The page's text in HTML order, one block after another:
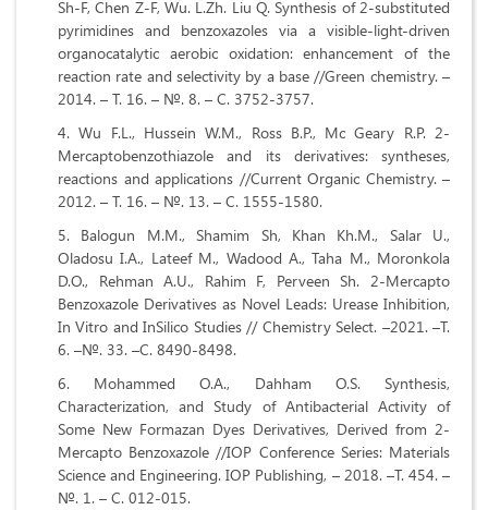
Sh-F, Chen Z-F, Wu. L.Zh. Liu Q. Synthesis of 2-substituted
pyrimidines and benzoxazoles via a visible-light-driven
organocatalytic aerobic oxidation: enhancement of the
reaction rate and selectivity by a base //Green chemistry. –
2014. – Т. 16. – №. 8. – С. 3752-3757.
Wu F.L., Hussein W.M., Ross B.P., Mc Geary R.P. 2-
Mercaptobenzothiazole and its derivatives: syntheses,
reactions and applications //Current Organic Chemistry. –
2012. – Т. 16. – №. 13. – С. 1555-1580.
Balogun M.M., Shamim Sh, Khan Kh.M., Salar U.,
Oladosu I.A., Lateef M., Wadood A., Taha M., Moronkola
D.O., Rehman A.U., Rahim F, Perveen Sh. 2‐Mercapto
Benzoxazole Derivatives as Novel Leads: Urease Inhibition,
In Vitro and InSilico Studies // Chemistry Select. –2021. –Т.
6. –№. 33. –С. 8490-8498.
Mohammed O.A., Dahham O.S. Synthesis,
Characterization, and Study of Antibacterial Activity of
Some New Formazan Dyes Derivatives, Derived from 2-
Mercapto Benzoxazole //IOP Conference Series: Materials
Science and Engineering. IOP Publishing, – 2018. –Т. 454. –
№. 1. – С. 012-015.